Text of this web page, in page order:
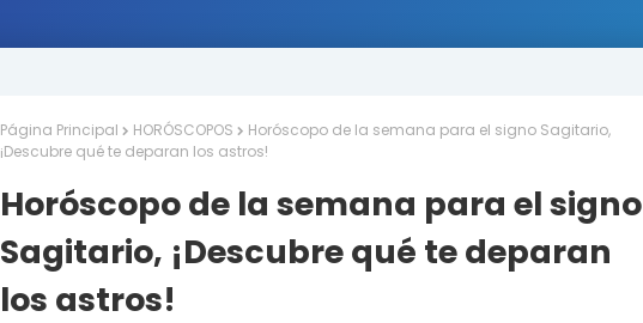
Página Principal HORÓSCOPOS
Horóscopo de la semana para el signo Sagitario,
¡Descubre qué te deparan los astros!
Horóscopo de la semana para el signo
Sagitario, ¡Descubre qué te deparan
los astros!